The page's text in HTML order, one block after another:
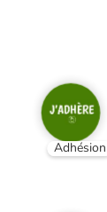
Adhésion